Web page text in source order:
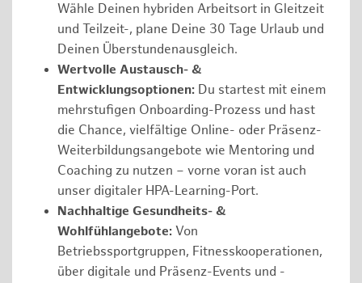
Wähle Deinen hybriden Arbeitsort in Gleitzeit
und Teilzeit-, plane Deine 30 Tage Urlaub und
Deinen Überstundenausgleich.
Wertvolle Austausch- &
Entwicklungsoptionen: Du startest mit einem
mehrstufigen Onboarding-Prozess und hast
die Chance, vielfältige Online- oder Präsenz-
Weiterbildungsangebote wie Mentoring und
Coaching zu nutzen – vorne voran ist auch
unser digitaler HPA-Learning-Port.
Nachhaltige Gesundheits- &
Wohlfühlangebote: Von
Betriebssportgruppen, Fitnesskooperationen,
über digitale und Präsenz-Events und -